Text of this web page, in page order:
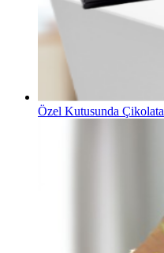
Özel Kutusunda Çikolata